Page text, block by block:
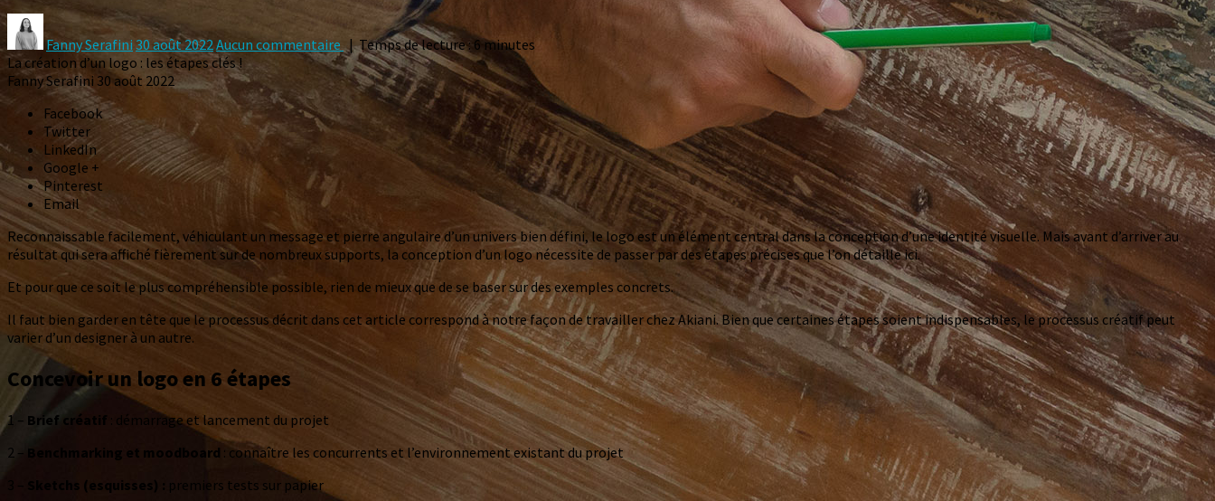
Fanny Serafini 30 août 2022Aucun commentaire | Temps de lecture : 6 minutes
La création d’un logo : les étapes clés !
Fanny Serafini 30 août 2022
Facebook
Twitter
LinkedIn
Google +
Pinterest
Email
Reconnaissable facilement, véhiculant un message et pierre angulaire d’un univers bien défini, le logo est un élément central dans la conception d’une identité visuelle. Mais avant d’arriver au
résultat qui sera affiché fièrement sur de nombreux supports, la conception d’un logo nécessite de passer par des étapes précises que l’on détaille ici.
Et pour que ce soit le plus compréhensible possible, rien de mieux que de se baser sur des exemples concrets.
Il faut bien garder en tête que le processus décrit dans cet article correspond à notre façon de travailler chez Akiani. Bien que certaines étapes soient indispensables, le processus créatif peut
varier d’un designer à un autre.
Concevoir un logo en 6 étapes
1 – Brief créatif : démarrage et lancement du projet
2 –
Benchmarking et moodboard : connaître les concurrents et l’environnement existant du projet
3 –
Sketchs (esquisses) : premiers tests sur papier